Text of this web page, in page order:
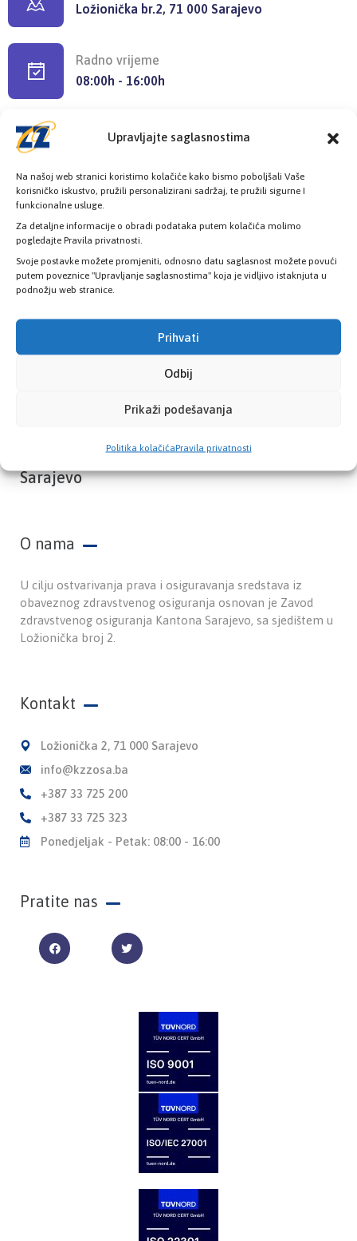
Upravljajte saglasnostima
Na našoj web stranici koristimo kolačiće kako bismo poboljšali Vaše
korisničko iskustvo, pružili personalizirani sadržaj, te pružili sigurne I
funkcionalne usluge.
Za detaljne informacije o obradi podataka putem kolačića molimo
pogledajte Pravila privatnosti.
Svoje postavke možete promjeniti, odnosno datu saglasnost možete povući
putem poveznice "Upravljanje saglasnostima" koja je vidljivo istaknjuta u
podnožju web stranice.
Prihvati
Odbij
Prikaži podešavanja
Politika kolačićaPravila privatnosti
Ložionička br.2, 71 000 Sarajevo
Radno vrijeme
08:00h - 16:00h
Provjerite status vaše elektronske
zdravstvene kartice
PROVJERITE STATUS
Zavod zdravstvenog osiguranja Kantona
Sarajevo
O nama
U cilju ostvarivanja prava i osiguravanja sredstava iz
obaveznog zdravstvenog osiguranja osnovan je Zavod
zdravstvenog osiguranja Kantona Sarajevo, sa sjedištem u
Ložionička broj 2.
Kontakt
Ložionička 2, 71 000 Sarajevo
info@kzzosa.ba
+387 33 725 200
+387 33 725 323
Ponedjeljak - Petak: 08:00 - 16:00
Pratite nas